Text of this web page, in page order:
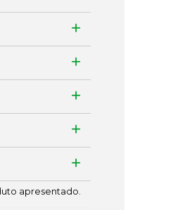
apresentado.